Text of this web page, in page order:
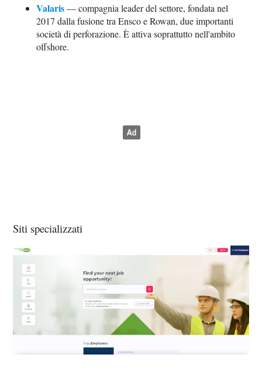
Valaris— compagnia leader del settore, fondata nel
2017 dalla fusione tra Ensco e Rowan, due importanti
società di perforazione. È attiva soprattutto nell'ambito
offshore.
Siti specializzati